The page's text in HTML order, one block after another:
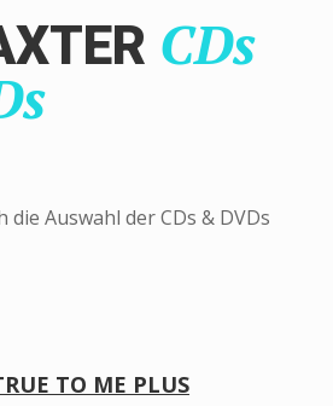
CDs
die Auswahl der CDs & DVDs
TO ME PLUS